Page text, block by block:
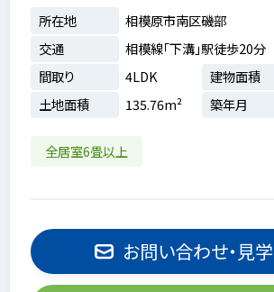
所在地
相模原市南区磯部
交通
相模線「下溝」駅徒歩20分
間取り
4LDK 建物面積
土地面積
135.76m² 築年月
全居室6畳以上
お問い合わせ・見